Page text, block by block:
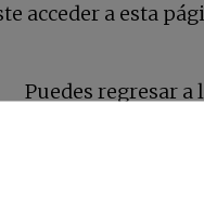
acceder a esta
Puedes regresar